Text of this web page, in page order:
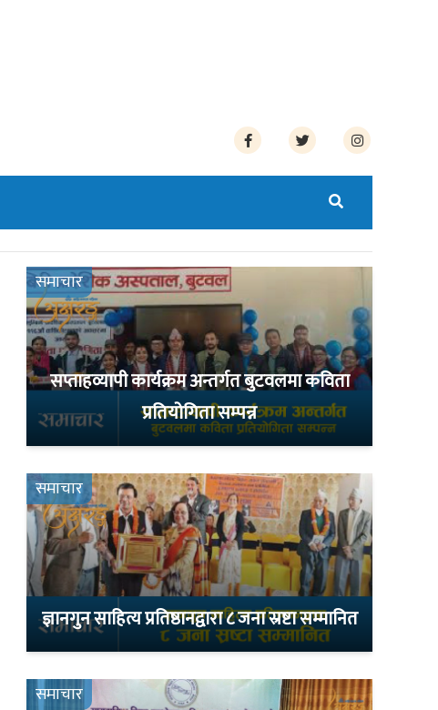
समाचार
सप्ताहव्यापी कार्यक्रम अन्तर्गत बुटवलमा कविता
प्रतियोगिता सम्पन्न
समाचार
ज्ञानगुन साहित्य प्रतिष्ठानद्वारा ८ जना स्रष्टा सम्मानित
समाचार